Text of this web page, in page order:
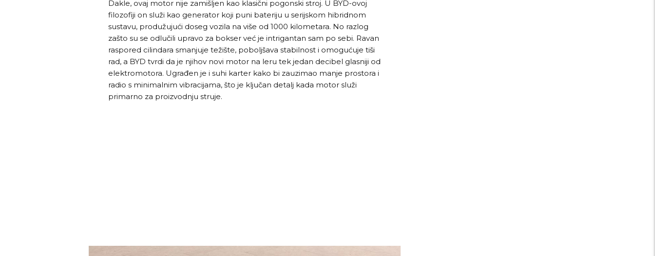
Dakle, ovaj motor nije zamišljen kao klasični pogonski stroj. U BYD-ovoj
filozofiji on služi kao generator koji puni bateriju u serijskom hibridnom
sustavu, produžujući doseg vozila na više od 1000 kilometara. No razlog
zašto su se odlučili upravo za bokser već je intrigantan sam po sebi. Ravan
raspored cilindara smanjuje težište, poboljšava stabilnost i omogućuje tiši
rad, a BYD tvrdi da je njihov novi motor na leru tek jedan decibel glasniji od
elektromotora. Ugrađen je i suhi karter kako bi zauzimao manje prostora i
radio s minimalnim vibracijama, što je ključan detalj kada motor služi
primarno za proizvodnju struje.